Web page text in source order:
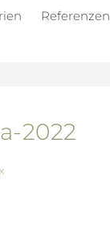
Referenzen
2022